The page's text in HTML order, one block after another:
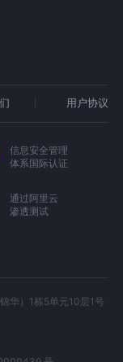
用户协议
信息安全管理
体系国际认证
通过阿里云
渗透测试
华）1栋5单元10层1号